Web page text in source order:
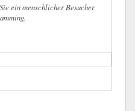
ein menschlicher Besucher